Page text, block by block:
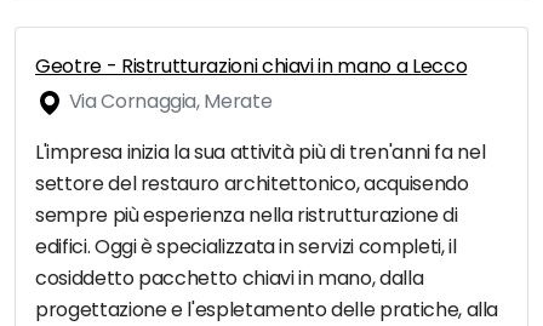
Geotre - Ristrutturazioni chiavi in mano a Lecco
Via Cornaggia, Merate
L'impresa inizia la sua attività più di tren'anni fa nel
settore del restauro architettonico, acquisendo
sempre più esperienza nella ristrutturazione di
edifici. Oggi è specializzata in servizi completi, il
cosiddetto pacchetto chiavi in mano, dalla
progettazione e l'espletamento delle pratiche, alla